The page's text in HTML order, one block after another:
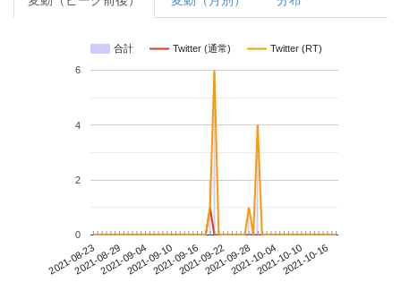
合計 Twitter (通常) Twitter (RT)
2021-08-232021-08-292021-09-042021-09-102021-09-162021-09-222021-09-282021-10-042021-10-102021-10-16
0
2
4
6